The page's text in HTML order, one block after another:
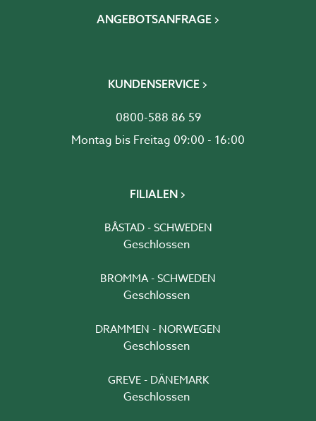
ANGEBOTSANFRAGE
KUNDENSERVICE
0800-588 86 59
Montag bis Freitag 09:00 - 16:00
FILIALEN
BÅSTAD - SCHWEDEN
Geschlossen
BROMMA - SCHWEDEN
Geschlossen
DRAMMEN - NORWEGEN
Geschlossen
GREVE - DÄNEMARK
Geschlossen